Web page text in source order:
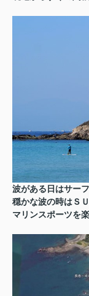
波がある日はサー
穏かな波の時はＳ
マリンスポーツを